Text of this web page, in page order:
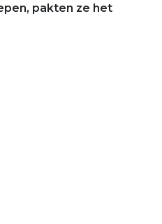
pakten ze het